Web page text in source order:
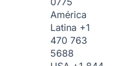
América
Latina +1
470 763
5688